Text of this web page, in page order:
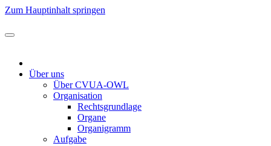
Zum Hauptinhalt springen
Über uns
Über CVUA-OWL
Organisation
Rechtsgrundlage
Organe
Organigramm
Aufgabe